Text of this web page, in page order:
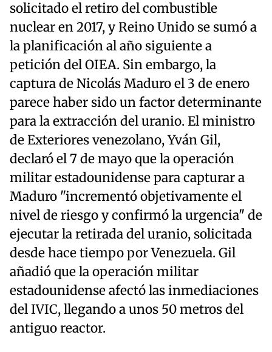
solicitado el retiro del combustible
nuclear en 2017, y Reino Unido se sumó a
la planificación al año siguiente a
petición del OIEA. Sin embargo, la
captura de Nicolás Maduro el 3 de enero
parece haber sido un factor determinante
para la extracción del uranio. El ministro
de Exteriores venezolano, Yván Gil,
declaró el 7 de mayo que la operación
militar estadounidense para capturar a
Maduro "incrementó objetivamente el
nivel de riesgo y confirmó la urgencia" de
ejecutar la retirada del uranio, solicitada
desde hace tiempo por Venezuela. Gil
añadió que la operación militar
estadounidense afectó las inmediaciones
del IVIC, llegando a unos 50 metros del
antiguo reactor.